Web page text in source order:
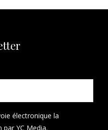
électronique la
YC Media.